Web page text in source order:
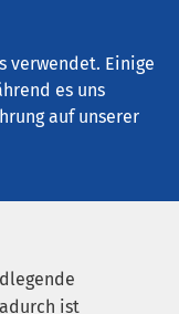
verwendet. Einige
es uns
auf unserer
ist